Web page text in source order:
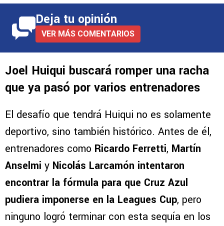
Deja tu opinión
VER MÁS COMENTARIOS
Joel Huiqui buscará romper una racha
que ya pasó por varios entrenadores
El desafío que tendrá Huiqui no es solamente
deportivo, sino también histórico. Antes de él,
entrenadores como Ricardo Ferretti, Martín
Anselmi y Nicolás Larcamón intentaron
encontrar la fórmula para que Cruz Azul
pudiera imponerse en la Leagues Cup, pero
ninguno logró terminar con esta sequía en los